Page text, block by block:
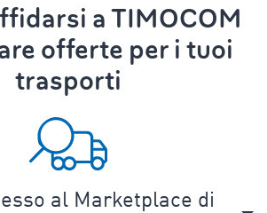
a TIMOCOM
offerte per i tuoi
trasporti
al Marketplace di